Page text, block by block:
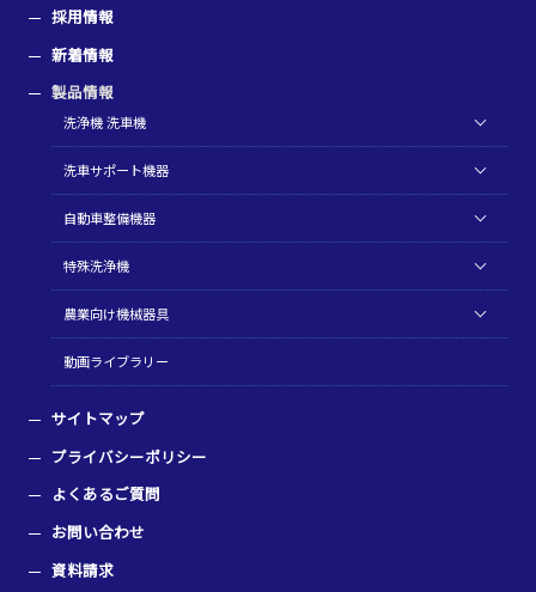
採用情報
新着情報
製品情報
洗浄機 洗車機
洗車サポート機器
自動車整備機器
特殊洗浄機
農業向け機械器具
動画ライブラリー
サイトマップ
プライバシーポリシー
よくあるご質問
お問い合わせ
資料請求